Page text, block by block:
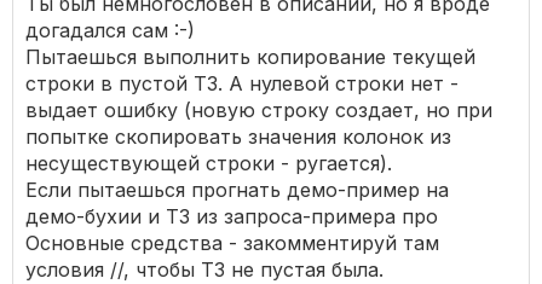
догадался сам :-)
Пытаешься выполнить копирование текущей
строки в пустой ТЗ. А нулевой строки нет -
выдает ошибку (новую строку создает, но при
попытке скопировать значения колонок из
несуществующей строки - ругается).
Если пытаешься прогнать демо-пример на
демо-бухии и ТЗ из запроса-примера про
Основные средства - закомментируй там
условия //, чтобы ТЗ не пустая была.